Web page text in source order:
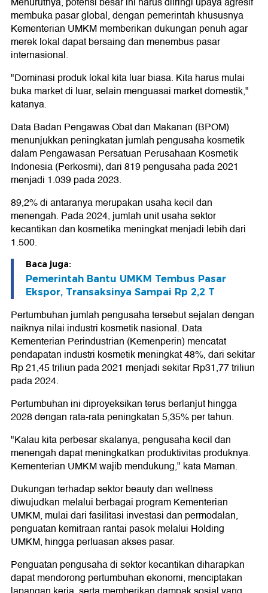
membuka pasar global, dengan pemerintah khususnya
Kementerian UMKM memberikan dukungan penuh agar
merek lokal dapat bersaing dan menembus pasar
internasional.
"Dominasi produk lokal kita luar biasa. Kita harus mulai
buka market di luar, selain menguasai market domestik,"
katanya.
Data Badan Pengawas Obat dan Makanan (BPOM)
menunjukkan peningkatan jumlah pengusaha kosmetik
dalam Pengawasan Persatuan Perusahaan Kosmetik
Indonesia (Perkosmi), dari 819 pengusaha pada 2021
menjadi 1.039 pada 2023.
89,2% di antaranya merupakan usaha kecil dan
menengah. Pada 2024, jumlah unit usaha sektor
kecantikan dan kosmetika meningkat menjadi lebih dari
1.500.
Baca juga:
Pemerintah Bantu UMKM Tembus Pasar
Ekspor, Transaksinya Sampai Rp 2,2 T
Pertumbuhan jumlah pengusaha tersebut sejalan dengan
naiknya nilai industri kosmetik nasional. Data
Kementerian Perindustrian (Kemenperin) mencatat
pendapatan industri kosmetik meningkat 48%, dari sekitar
Rp 21,45 triliun pada 2021 menjadi sekitar Rp31,77 triliun
pada 2024.
Pertumbuhan ini diproyeksikan terus berlanjut hingga
2028 dengan rata-rata peningkatan 5,35% per tahun.
"Kalau kita perbesar skalanya, pengusaha kecil dan
menengah dapat meningkatkan produktivitas produknya.
Kementerian UMKM wajib mendukung," kata Maman.
Dukungan terhadap sektor beauty dan wellness
diwujudkan melalui berbagai program Kementerian
UMKM, mulai dari fasilitasi investasi dan permodalan,
penguatan kemitraan rantai pasok melalui Holding
UMKM, hingga perluasan akses pasar.
Penguatan pengusaha di sektor kecantikan diharapkan
dapat mendorong pertumbuhan ekonomi, menciptakan